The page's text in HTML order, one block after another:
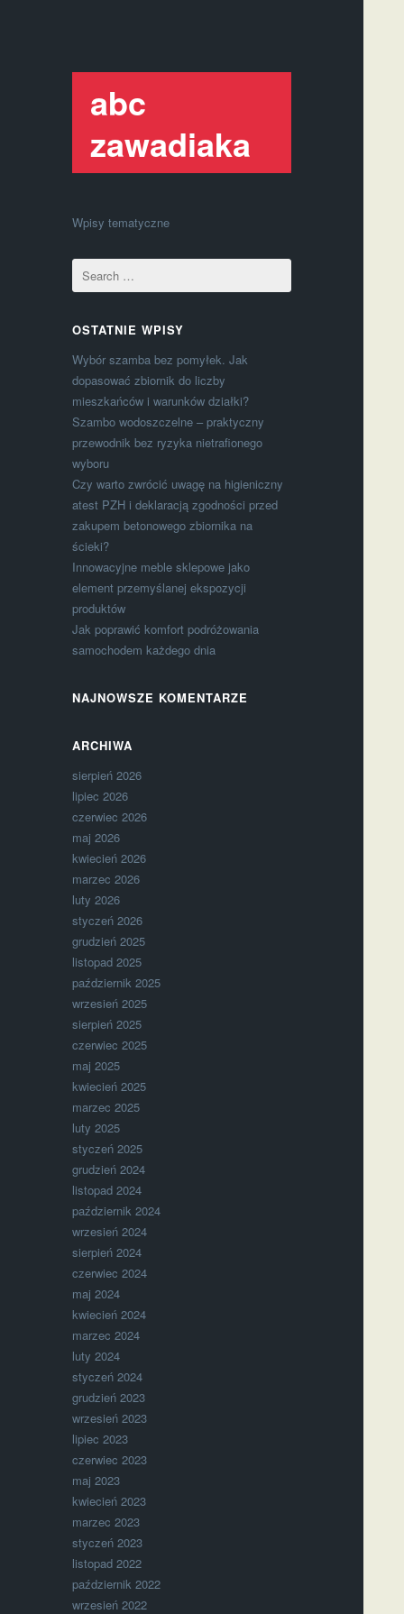
abc
zawadiaka
Wpisy tematyczne
OSTATNIE WPISY
Wybór szamba bez pomyłek. Jak
dopasować zbiornik do liczby
mieszkańców i warunków działki?
Szambo wodoszczelne – praktyczny
przewodnik bez ryzyka nietrafionego
wyboru
Czy warto zwrócić uwagę na higieniczny
atest PZH i deklaracją zgodności przed
zakupem betonowego zbiornika na
ścieki?
Innowacyjne meble sklepowe jako
element przemyślanej ekspozycji
produktów
Jak poprawić komfort podróżowania
samochodem każdego dnia
NAJNOWSZE KOMENTARZE
ARCHIWA
sierpień 2026
lipiec 2026
czerwiec 2026
maj 2026
kwiecień 2026
marzec 2026
luty 2026
styczeń 2026
grudzień 2025
listopad 2025
październik 2025
wrzesień 2025
sierpień 2025
czerwiec 2025
maj 2025
kwiecień 2025
marzec 2025
luty 2025
styczeń 2025
grudzień 2024
listopad 2024
październik 2024
wrzesień 2024
sierpień 2024
czerwiec 2024
maj 2024
kwiecień 2024
marzec 2024
luty 2024
styczeń 2024
grudzień 2023
wrzesień 2023
lipiec 2023
czerwiec 2023
maj 2023
kwiecień 2023
marzec 2023
styczeń 2023
listopad 2022
październik 2022
wrzesień 2022